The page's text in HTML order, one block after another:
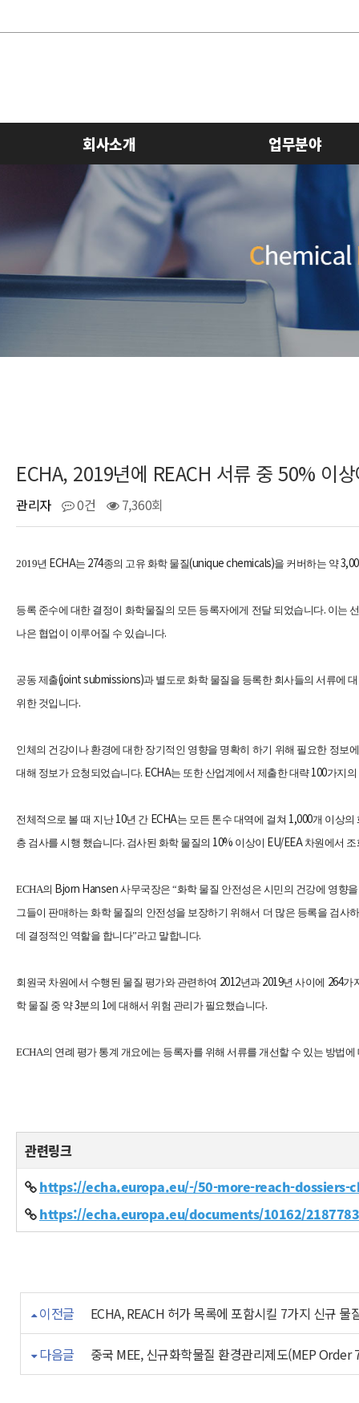
회사소개 업무분야
ECHA, 2019년에 REACH 서류 중 50% 이
관리자 0건 7,360회
2019년 ECHA는 274종의 고유 화학 물질(unique chemicals)을 커버하는 약
등록 준수에 대한 결정이 화학물질의 모든 등록자에게 전달 되었습니다. 이는
나은 협업이 이루어질 수 있습니다.
공동 제출(joint submissions)과 별도로 화학 물질을 등록한 회사들의 서류에
위한 것입니다.
인체의 건강이나 환경에 대한 장기적인 영향을 명확히 하기 위해 필요한 정보
대해 정보가 요청되었습니다. ECHA는 또한 산업계에서 제출한 대략100가지의
전체적으로 볼 때 지난10년 간ECHA는 모든 톤수 대역에 걸쳐 1,000개 이상의
층 검사를 시행 했습니다. 검사된 화학 물질의 10% 이상이 EU/EEA 차원에서
ECHA의 Bjorn Hansen사무국장은 “화학 물질 안전성은 시민의 건강에 영향
그들이 판매하는 화학 물질의 안전성을 보장하기 위해서 더 많은 등록을 검사
데 결정적인 역할을 합니다”라고 말합니다.
회원국 차원에서 수행된 물질 평가와 관련하여 2012년과2019년 사이에 264가
학 물질 중 약3분의 1에 대해서 위험 관리가 필요했습니다.
ECHA의 연례 평가 통계 개요에는 등록자를 위해 서류를 개선할 수 있는 방법
관련링크
https://echa.europa.eu/-/50-more-reach-dossiers-
https://echa.europa.eu/documents/10162/
이전글 ECHA, REACH 허가 목록에 포함시킬 7가지 신규
다음글 중국 MEE, 신규화학물질 환경관리제도(MEP Order